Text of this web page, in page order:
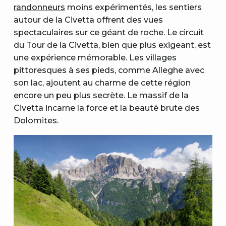
randonneurs moins expérimentés, les sentiers
autour de la Civetta offrent des vues
spectaculaires sur ce géant de roche. Le circuit
du Tour de la Civetta, bien que plus exigeant, est
une expérience mémorable. Les villages
pittoresques à ses pieds, comme Alleghe avec
son lac, ajoutent au charme de cette région
encore un peu plus secrète. Le massif de la
Civetta incarne la force et la beauté brute des
Dolomites.